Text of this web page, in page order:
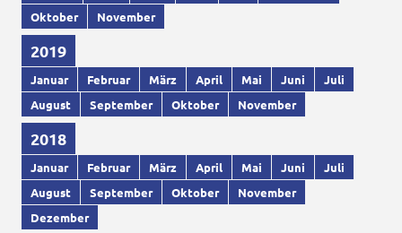
Oktober
November
2019
Januar Februar März April Mai Juni
Juli
August
September Oktober November
2018
Januar Februar März April Mai Juni
Juli
August
September Oktober
November
Dezember